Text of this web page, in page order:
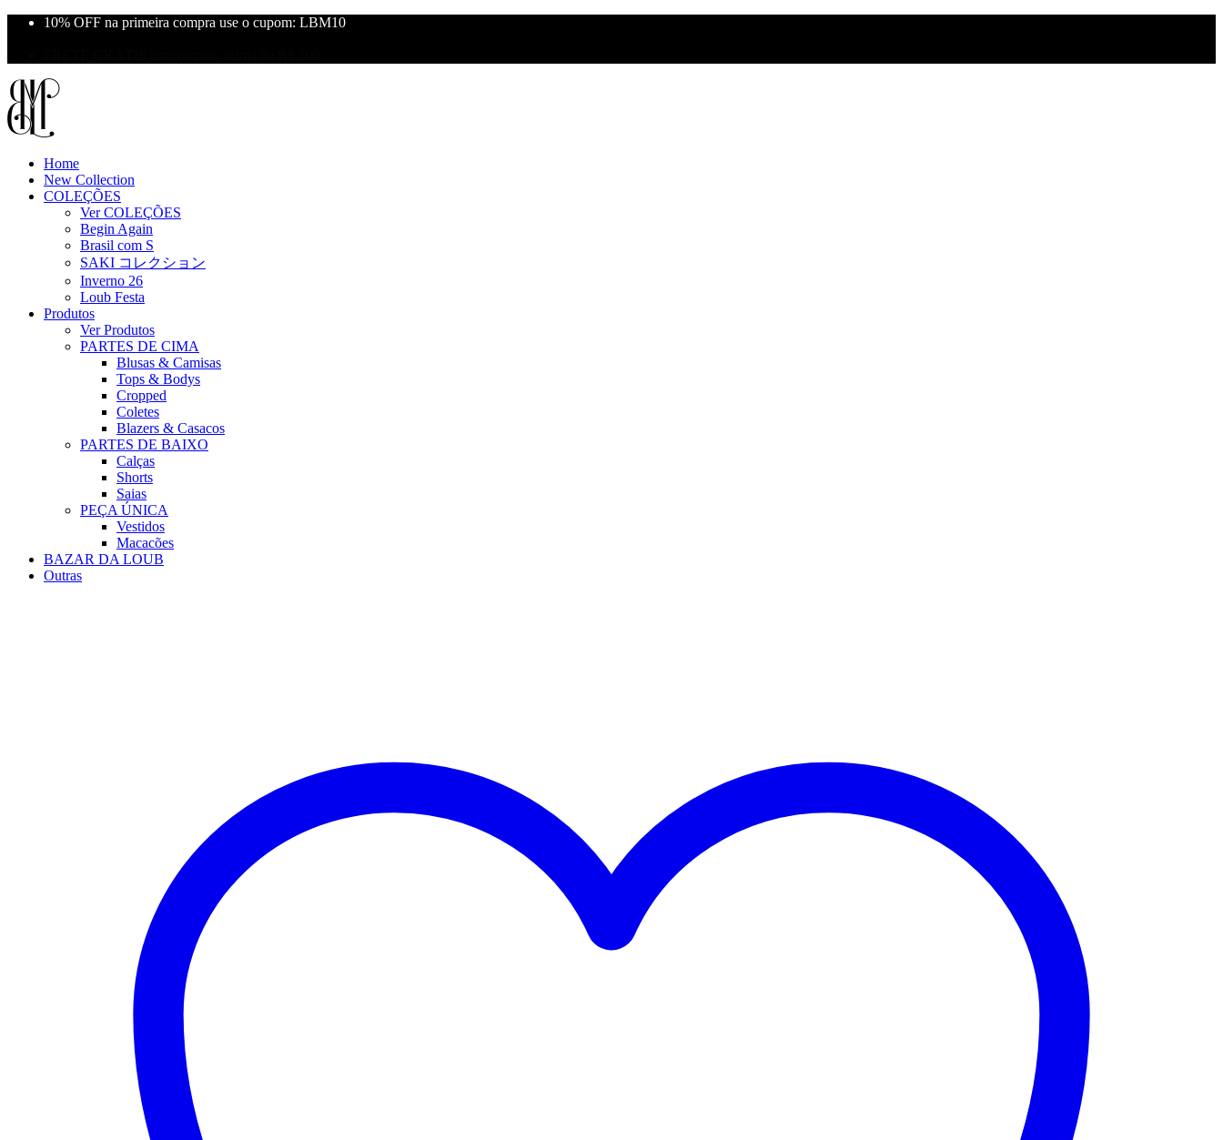
10% OFF na primeira compra use o cupom: LBM10
Home
New Collection
COLEÇÕES
Ver COLEÇÕES
Begin Again
Brasil com S
SAKI コレクション
Inverno 26
Loub Festa
Produtos
Ver Produtos
PARTES DE CIMA
Blusas & Camisas
Tops & Bodys
Cropped
Coletes
Blazers & Casacos
PARTES DE BAIXO
Calças
Shorts
Saias
PEÇA ÚNICA
Vestidos
Macacões
BAZAR DA LOUB
Outras